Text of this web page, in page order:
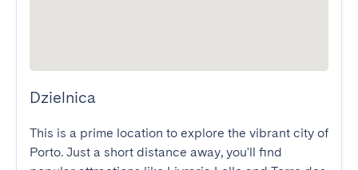
Dzielnica
This is a prime location to explore the vibrant city of
Porto. Just a short distance away, you'll find